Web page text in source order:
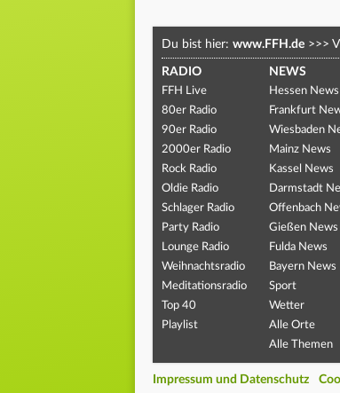
Du bist hier: www.FFH.de >>>
RADIO
FFH Live
80er Radio
90er Radio
2000er Radio
Rock Radio
Oldie Radio
Schlager Radio
Party Radio
Lounge Radio
Weihnachtsradio
Meditationsradio
Top 40
Playlist
NEWS
Hessen News
Frankfurt
Wiesbaden
Mainz News
Kassel News
Darmstadt
Offenbach
Gießen News
Fulda News
Bayern News
Sport
Wetter
Alle Orte
Alle Themen
Impressum und Datenschutz